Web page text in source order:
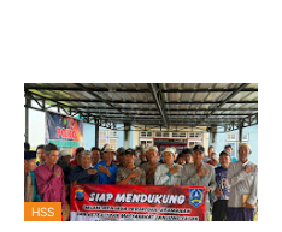
HSS